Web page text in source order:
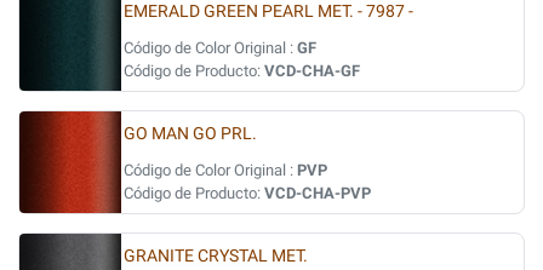
EMERALD GREEN PEARL MET. - 7987 -
Código de Color Original : GF
Código de Producto: VCD-CHA-GF
GO MAN GO PRL.
Código de Color Original : PVP
Código de Producto: VCD-CHA-PVP
GRANITE CRYSTAL MET.